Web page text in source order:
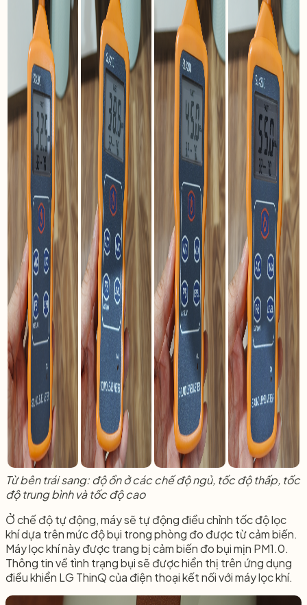
Từ bên trái sang: độ ồn ở các chế độ ngủ, tốc độ thấp, tốc
độ trung bình và tốc độ cao
Ở chế độ tự động, máy sẽ tự động điều chỉnh tốc độ lọc
khí dựa trên mức độ bụi trong phòng đo được từ cảm biến.
Máy lọc khí này được trang bị cảm biến đo bụi mịn PM1.0.
Thông tin về tình trạng bụi sẽ được hiển thị trên ứng dụng
điều khiển LG ThinQ của điện thoại kết nối với máy lọc khí.